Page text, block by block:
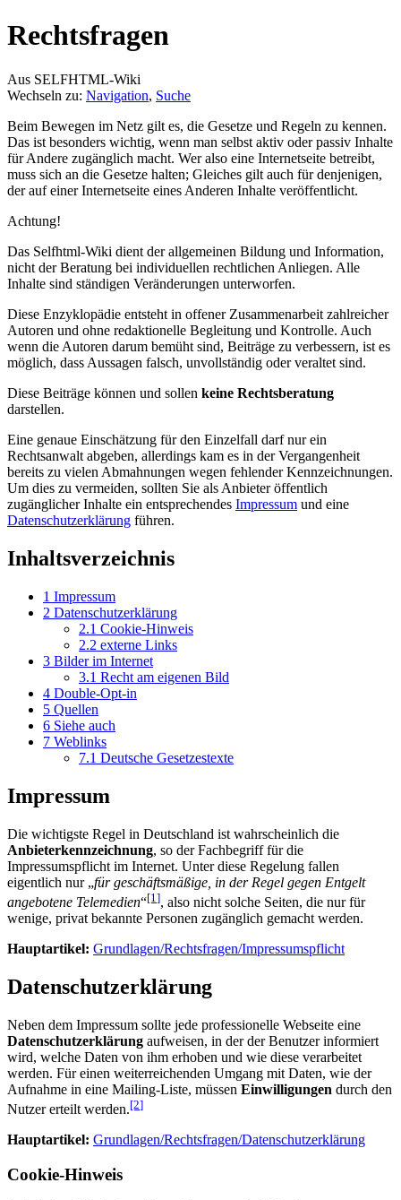
Rechtsfragen
Aus SELFHTML-Wiki
Wechseln zu: Navigation, Suche
Beim Bewegen im Netz gilt es, die Gesetze und Regeln zu kennen.
Das ist besonders wichtig, wenn man selbst aktiv oder passiv Inhalte
für Andere zugänglich macht. Wer also eine Internetseite betreibt,
muss sich an die Gesetze halten; Gleiches gilt auch für denjenigen,
der auf einer Internetseite eines Anderen Inhalte veröffentlicht.
Achtung!
Das Selfhtml-Wiki dient der allgemeinen Bildung und Information,
nicht der Beratung bei individuellen rechtlichen Anliegen. Alle
Inhalte sind ständigen Veränderungen unterworfen.
Diese Enzyklopädie entsteht in offener Zusammenarbeit zahlreicher
Autoren und ohne redaktionelle Begleitung und Kontrolle. Auch
wenn die Autoren darum bemüht sind, Beiträge zu verbessern, ist es
möglich, dass Aussagen falsch, unvollständig oder veraltet sind.
Diese Beiträge können und sollen keine Rechtsberatung
darstellen.
Eine genaue Einschätzung für den Einzelfall darf nur ein
Rechtsanwalt abgeben, allerdings kam es in der Vergangenheit
bereits zu vielen Abmahnungen wegen fehlender Kennzeichnungen.
Um dies zu vermeiden, sollten Sie als Anbieter öffentlich
zugänglicher Inhalte ein entsprechendes Impressum und eine
Datenschutzerklärung führen.
Inhaltsverzeichnis
1 Impressum
2 Datenschutzerklärung
2.1 Cookie-Hinweis
2.2 externe Links
3 Bilder im Internet
3.1 Recht am eigenen Bild
4 Double-Opt-in
5 Quellen
6 Siehe auch
7 Weblinks
7.1 Deutsche Gesetzestexte
Impressum
Die wichtigste Regel in Deutschland ist wahrscheinlich die
Anbieterkennzeichnung, so der Fachbegriff für die
Impressumspflicht im Internet. Unter diese Regelung fallen
eigentlich nur „für geschäftsmäßige, in der Regel gegen Entgelt
angebotene Telemedien“[1 ], also nicht solche Seiten, die nur für
wenige, privat bekannte Personen zugänglich gemacht werden.
Hauptartikel: Grundlagen/Rechtsfragen/Impressumspflicht
Datenschutzerklärung
Neben dem Impressum sollte jede professionelle Webseite eine
Datenschutzerklärung aufweisen, in der der Benutzer informiert
wird, welche Daten von ihm erhoben und wie diese verarbeitet
werden. Für einen weiterreichenden Umgang mit Daten, wie der
Aufnahme in eine Mailing-Liste, müssen Einwilligungen durch den
Nutzer erteilt werden.[2]
Hauptartikel: Grundlagen/Rechtsfragen/Datenschutzerklärung
Cookie-Hinweis